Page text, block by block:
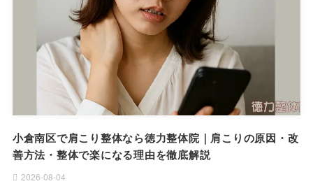
小倉南区で肩こり整体なら徳力整体院｜肩こりの原因・改
善方法・整体で楽になる理由を徹底解説
2026-08-04